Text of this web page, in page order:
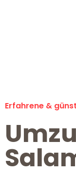
Erfahrene &